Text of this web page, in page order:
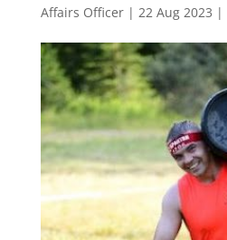
Affairs Officer| 22 Aug 2023 |